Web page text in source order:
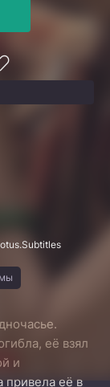
её взял
и
привела её в